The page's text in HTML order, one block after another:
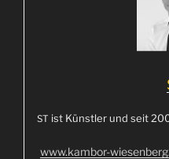
ST ist Künst­ler und seit
www.kambor-